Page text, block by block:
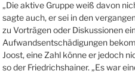
„Die aktive Gruppe weiß davon
sagte auch, er sei in den
zu Vorträgen oder Diskussionen
Aufwandsentschädigungen
Joost, eine Zahl könne er jedoch
so der Friedrichshainer. „Es war